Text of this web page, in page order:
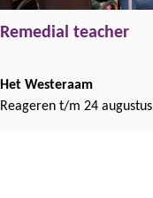
Remedial teacher
Het Westeraam
Reageren t/m 24 augustus